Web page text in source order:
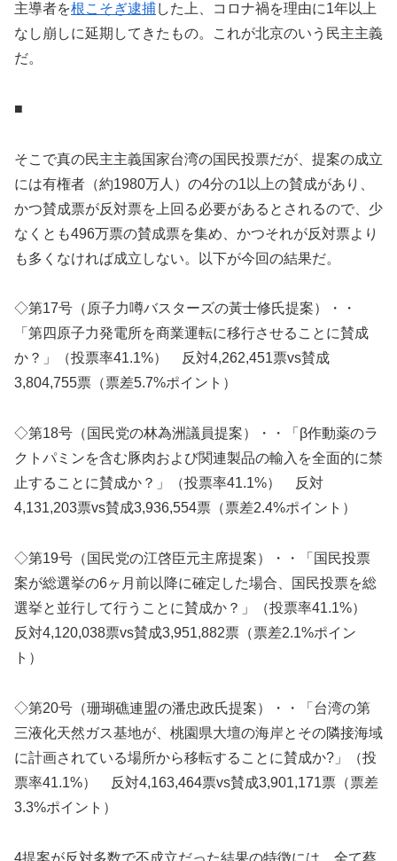
主導者を根こそぎ逮捕した上、コロナ禍を理由に1年以上
なし崩しに延期してきたもの。これが北京のいう民主主義
だ。
■
そこで真の民主主義国家台湾の国民投票だが、提案の成立
には有権者（約1980万人）の4分の1以上の賛成があり、
かつ賛成票が反対票を上回る必要があるとされるので、少
なくとも496万票の賛成票を集め、かつそれが反対票より
も多くなければ成立しない。以下が今回の結果だ。
◇第17号（原子力噂バスターズの黃士修氏提案）・・
「第四原子力発電所を商業運転に移行させることに賛成
か？」（投票率41.1%） 反対4,262,451票vs賛成
3,804,755票（票差5.7%ポイント）
◇第18号（国民党の林為洲議員提案）・・「β作動薬のラ
クトパミンを含む豚肉および関連製品の輸入を全面的に禁
止することに賛成か？」（投票率41.1%） 反対
4,131,203票vs賛成3,936,554票（票差2.4%ポイント）
◇第19号（国民党の江啓臣元主席提案）・・「国民投票
案が総選挙の6ヶ月前以降に確定した場合、国民投票を総
選挙と並行して行うことに賛成か？」（投票率41.1%）
反対4,120,038票vs賛成3,951,882票（票差2.1%ポイン
ト）
◇第20号（珊瑚礁連盟の潘忠政氏提案）・・「台湾の第
三液化天然ガス基地が、桃園県大壇の海岸とその隣接海域
に計画されている場所から移転することに賛成か?」（投
票率41.1%） 反対4,163,464票vs賛成3,901,171票（票差
3.3%ポイント）
4提案が反対多数で不成立だった結果の特徴には、全て蔡